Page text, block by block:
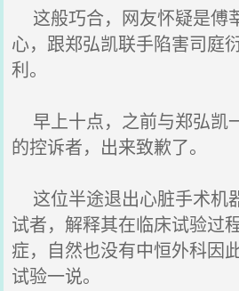
这般巧合，网友怀疑是傅
心，跟郑弘凯联手陷害司庭
利。
早上十点，之前与郑弘凯
的控诉者，出来致歉了。
这位半途退出心脏手术机
试者，解释其在临床试验过
症，自然也没有中恒外科因
试验一说。